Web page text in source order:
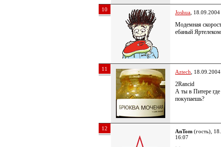
10 Joshua ,
Модемная
ебаный Яртелеком
11 Aztech ,
2Rancid
А ты в Питере где
покупаешь?
12 AnTom (гость),
16:07